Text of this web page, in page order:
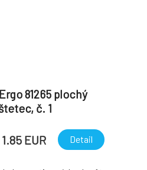
81265 plochý
č. 1
1.85 EUR Detail